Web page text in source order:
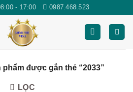
- 17:00 0987.468.523
phẩm được gắn thẻ “2033”
LỌC